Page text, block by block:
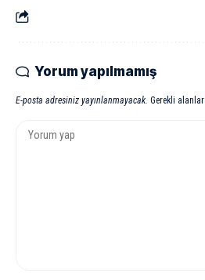
Yorum yapılmamış
E-posta adresiniz yayınlanmayacak. Gerekli alanlar